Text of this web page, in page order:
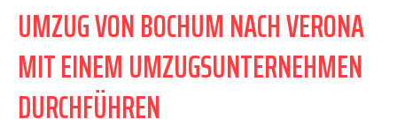
UMZUG VON BOCHUM NACH VERONA
MIT EINEM UMZUGSUNTERNEHMEN
DURCHFÜHREN